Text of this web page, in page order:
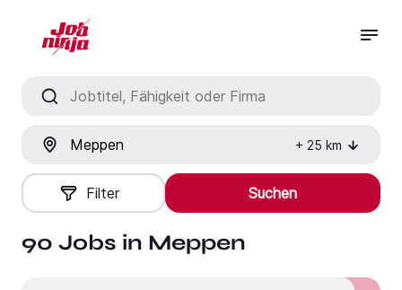
+ 25 km
Filter Suchen
90 Jobs in Meppen